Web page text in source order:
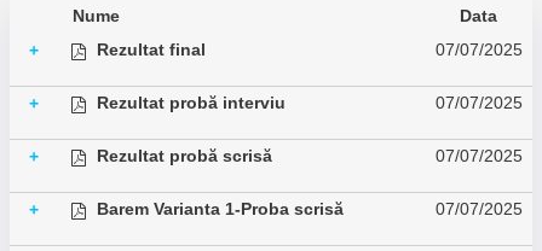
Nume
Data
+
Rezultat final 07/07/2025
+ Rezultat probă interviu 07/07/2025
+ Rezultat probă scrisă 07/07/2025
+ Barem Varianta 1-Proba scrisă 07/07/2025